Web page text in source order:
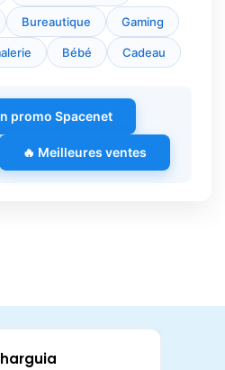
Bureautique Gaming
Bébé Cadeau
promo Spacenet
🔥 Meilleures ventes